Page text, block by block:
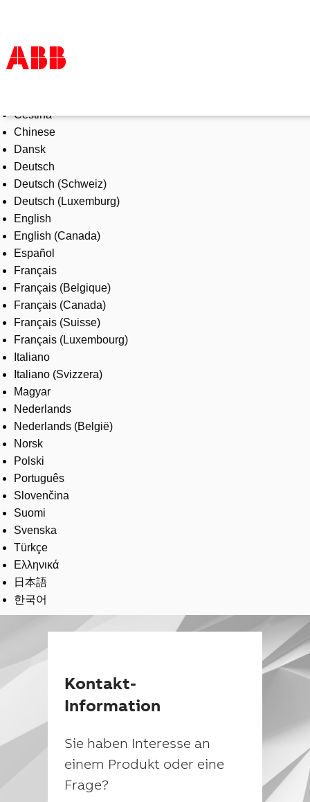
Produkte und Leistungen
Branchenlösungen
Service
Über uns
Vertriebspartner finden
Kontakt
Karriere
Čeština
Chinese
Dansk
Deutsch
Deutsch (Schweiz)
Deutsch (Luxemburg)
English
English (Canada)
Español
Français
Français (Belgique)
Français (Canada)
Français (Suisse)
Français (Luxembourg)
Italiano
Italiano (Svizzera)
Magyar
Nederlands
Nederlands (België)
Norsk
Polski
Português
Slovenčina
Suomi
Svenska
Türkçe
Ελληνικά
日本語
한국어
Kontakt-
Information
Sie haben Interesse an
einem Produkt oder eine
Frage?